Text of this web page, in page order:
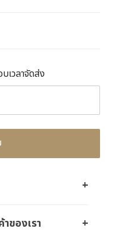
เวลาจัดส่ง
ของเรา